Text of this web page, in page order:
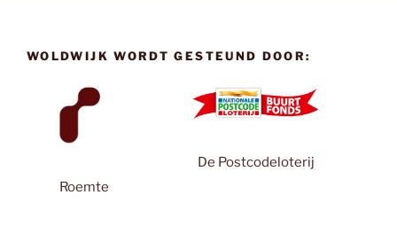
WOLDWIJK WORDT GESTEUND DOOR:
Roemte
De Postcodeloterij